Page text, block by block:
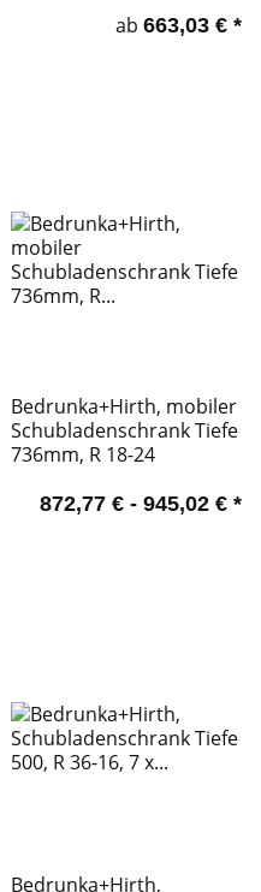
ab 663,03 € *
Bedrunka+Hirth, mobiler
Schubladenschrank Tiefe
736mm, R 18-24
872,77 € - 945,02 € *
Bedrunka+Hirth,